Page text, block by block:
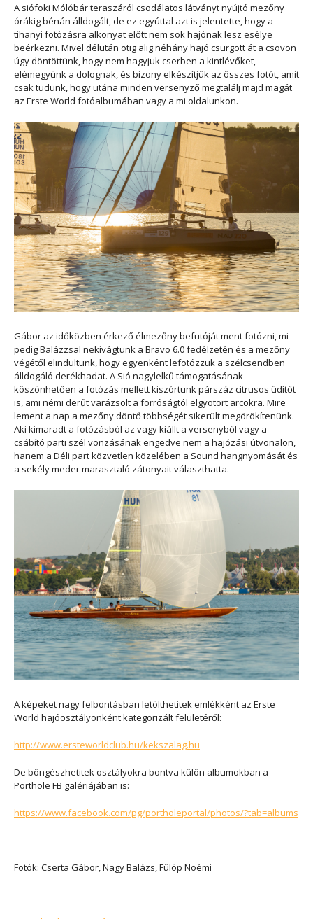
A siófoki Mólóbár teraszáról csodálatos látványt nyújtó mezőny
órákig bénán álldogált, de ez egyúttal azt is jelentette, hogy a
tihanyi fotózásra alkonyat előtt nem sok hajónak lesz esélye
beérkezni. Mivel délután ötig alig néhány hajó csurgott át a csövön
úgy döntöttünk, hogy nem hagyjuk cserben a kintlévőket,
elémegyünk a dolognak, és bizony elkészítjük az összes fotót, amit
csak tudunk, hogy utána minden versenyző megtalálj majd magát
az Erste World fotóalbumában vagy a mi oldalunkon.
Gábor az időközben érkező élmezőny befutóját ment fotózni, mi
pedig Balázzsal nekivágtunk a Bravo 6.0 fedélzetén és a mezőny
végétől elindultunk, hogy egyenként lefotózzuk a szélcsendben
álldogáló derékhadat. A Sió nagylelkű támogatásának
köszönhetően a fotózás mellett kiszórtunk párszáz citrusos üdítőt
is, ami némi derűt varázsolt a forróságtól elgyötört arcokra. Mire
lement a nap a mezőny döntő többségét sikerült megörökítenünk.
Aki kimaradt a fotózásból az vagy kiállt a versenyből vagy a
csábító parti szél vonzásának engedve nem a hajózási útvonalon,
hanem a Déli part közvetlen közelében a Sound hangnyomását és
a sekély meder marasztaló zátonyait választhatta.
A képeket nagy felbontásban letölthetitek emlékként az Erste
World hajóosztályonként kategorizált felületéről:
http://www.ersteworldclub.hu/kekszalag.hu
De böngészhetitek osztályokra bontva külön albumokban a
Porthole FB galériájában is:
https://www.facebook.com/pg/portholeportal/photos/?tab=albums
Fotók: Cserta Gábor, Nagy Balázs, Fülöp Noémi